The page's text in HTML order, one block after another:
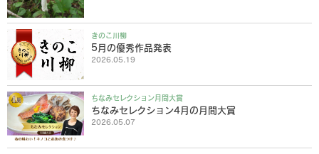
きのこ川柳
2026.05.19
5月の優秀作品発表
ちなみセレクション月間大賞
2026.05.07
ちなみセレクション4月の月間大賞